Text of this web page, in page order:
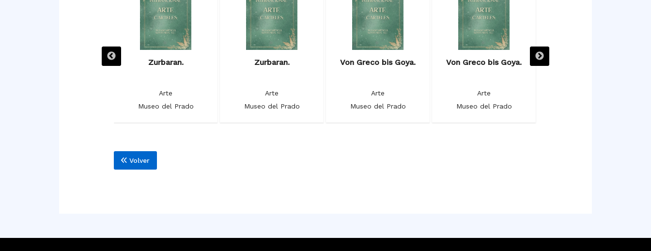
Zurbaran.
Arte
Museo del Prado
Zurbaran.
Arte
Museo del Prado
Von Greco bis Goya.
Arte
Museo del Prado
Von Greco bis Goya.
Arte
Museo del Prado
Vistas monumentales de
Volver